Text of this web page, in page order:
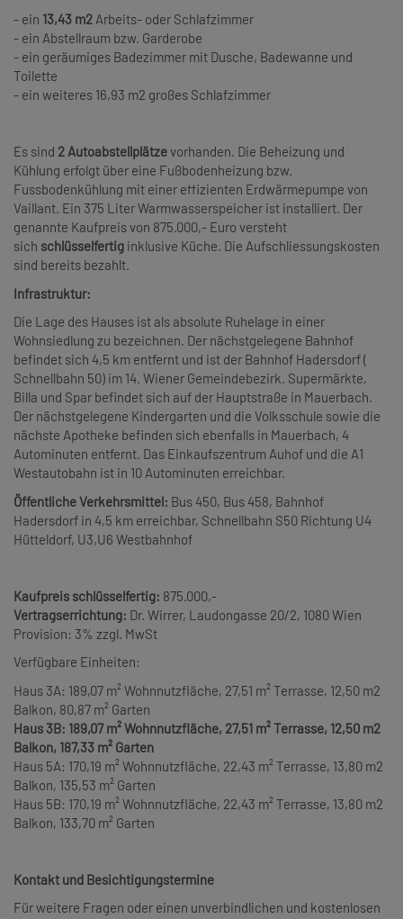
- ein 13,43 m2 Arbeits- oder Schlafzimmer
- ein Abstellraum bzw. Garderobe
- ein geräumiges Badezimmer mit Dusche, Badewanne und
Toilette
- ein weiteres 16,93 m2 großes Schlafzimmer
Es sind 2 Autoabstellplätzevorhanden. Die Beheizung und
Kühlung erfolgt über eine Fußbodenheizung bzw.
Fussbodenkühlung mit einer effizienten Erdwärmepumpe von
Vaillant. Ein 375 Liter Warmwasserspeicher ist installiert. Der
genannte Kaufpreis von 875.000,- Euro versteht
sich schlüsselfertig inklusive Küche. Die Aufschliessungskosten
sind bereits bezahlt.
Infrastruktur:
Die Lage des Hauses ist als absolute Ruhelage in einer
Wohnsiedlung zu bezeichnen. Der nächstgelegene Bahnhof
befindet sich 4,5 km entfernt und ist der Bahnhof Hadersdorf (
Schnellbahn 50) im 14. Wiener Gemeindebezirk. Supermärkte,
Billa und Spar befindet sich auf der Hauptstraße in Mauerbach.
Der nächstgelegene Kindergarten und die Volksschule sowie die
nächste Apotheke befinden sich ebenfalls in Mauerbach, 4
Autominuten entfernt. Das Einkaufszentrum Auhof und die A1
Westautobahn ist in 10 Autominuten erreichbar.
Öffentliche Verkehrsmittel: Bus 450, Bus 458, Bahnhof
Hadersdorf in 4,5 km erreichbar, Schnellbahn S50 Richtung U4
Hütteldorf, U3,U6 Westbahnhof
Kaufpreis schlüsselfertig: 875.000,-
Vertragserrichtung: Dr. Wirrer, Laudongasse 20/2, 1080 Wien
Provision: 3% zzgl. MwSt
Verfügbare Einheiten:
Haus 3A: 189,07 m² Wohnnutzfläche, 27,51 m² Terrasse, 12,50 m2
Balkon, 80,87 m² Garten
Haus 3B: 189,07 m² Wohnnutzfläche, 27,51 m² Terrasse, 12,50 m2
Balkon, 187,33 m² Garten
Haus 5A: 170,19 m² Wohnnutzfläche, 22,43 m² Terrasse, 13,80 m2
Balkon, 135,53 m² Garten
Haus 5B: 170,19 m² Wohnnutzfläche, 22,43 m² Terrasse, 13,80 m2
Balkon, 133,70 m² Garten
Kontakt und Besichtigungstermine
Für weitere Fragen oder einen unverbindlichen und kostenlosen